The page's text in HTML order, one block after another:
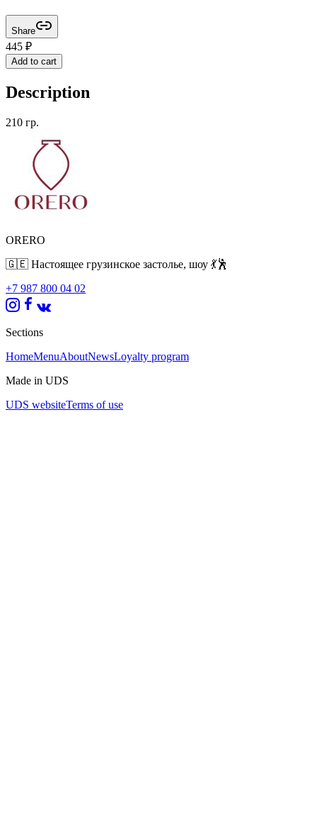
Share
445 ₽
Add to cart
Description
210 гр.
ORERO
🇬🇪 Настоящее грузинское застолье, шоу 💃🕺
+7 987 800 04 02
Sections
HomeMenuAboutNewsLoyalty program
Made in UDS
UDS websiteTerms of use